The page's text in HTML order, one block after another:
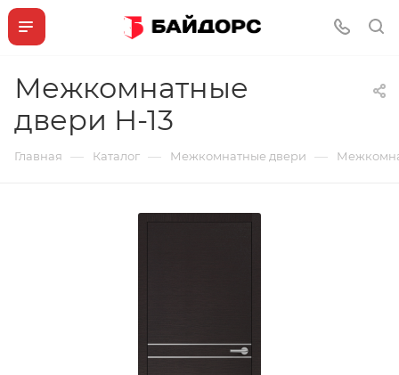
Межкомнатные
двери Н-13
Главная — Каталог — Межкомнатные двери —